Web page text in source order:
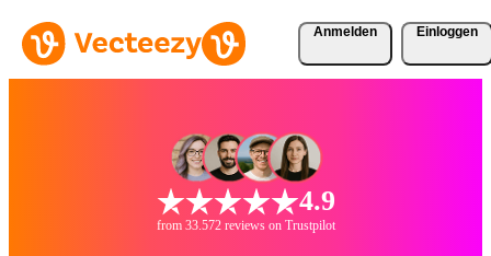
Anmelden Einloggen
4.9
from 33.572 reviews on Trustpilot